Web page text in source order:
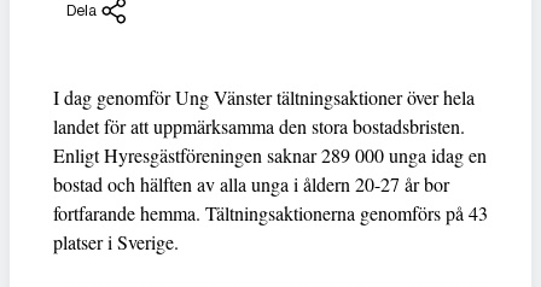
Dela
I dag genomför Ung Vänster tältningsaktioner över hela
landet för att uppmärksamma den stora bostadsbristen.
Enligt Hyresgästföreningen saknar 289 000 unga idag en
bostad och hälften av alla unga i åldern 20-27 år bor
fortfarande hemma. Tältningsaktionerna genomförs på 43
platser i Sverige.